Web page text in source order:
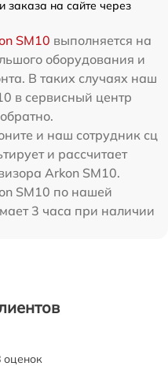
на сайте через
SM10 выполняется на
оборудования и
В таких случаях наш
в сервисный центр
и наш сотрудник сц
и рассчитает
Arkon SM10.
SM10 по нашей
3 часа при наличии
оценок